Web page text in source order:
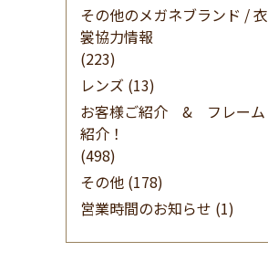
その他のメガネブランド / 衣
裳協力情報
(223)
レンズ (13)
お客様ご紹介 & フレーム
紹介！
(498)
その他 (178)
営業時間のお知らせ (1)